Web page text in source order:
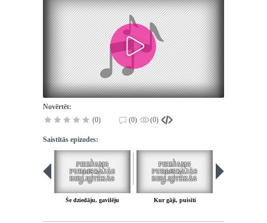
Novērtēt:
(0)
(0) (0)
Saistītās epizodes:
PIEEJAMS
PUBLISKAJĀS
BIBLIOTĒKĀS
Še dziedāju, gavilēju
PIEEJAMS
PUBLISKAJĀS
BIBLIOTĒKĀS
Kur gāji, puisīti